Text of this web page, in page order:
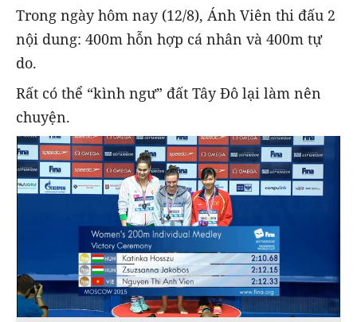
Trong ngày hôm nay (12/8), Ánh Viên thi đấu 2
nội dung: 400m hỗn hợp cá nhân và 400m tự
do.
Rất có thể “kình ngư” đất Tây Đô lại làm nên
chuyện.